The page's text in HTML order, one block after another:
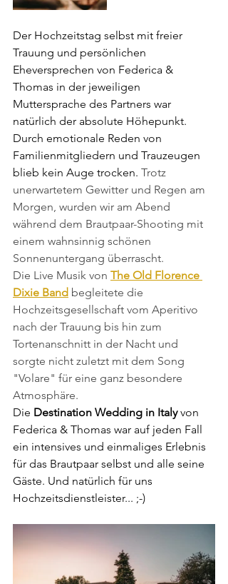
Der Hochzeitstag selbst mit freier
Trauung und persönlichen
Eheversprechen von Federica &
Thomas in der jeweiligen
Muttersprache des Partners war
natürlich der absolute Höhepunkt.
Durch emotionale Reden von
Familienmitgliedern und Trauzeugen
blieb kein Auge trocken. Trotz
unerwartetem Gewitter und Regen am
Morgen, wurden wir am Abend
während dem Brautpaar-Shooting mit
einem wahnsinnig schönen
Sonnenuntergang überrascht.
Die Live Musik von The Old Florence
Dixie Band begleitete die
Hochzeitsgesellschaft vom Aperitivo
nach der Trauung bis hin zum
Tortenanschnitt in der Nacht und
sorgte nicht zuletzt mit dem Song
"Volare" für eine ganz besondere
Atmosphäre.
Die Destination Wedding in Italy von
Federica & Thomas war auf jeden Fall
ein intensives und einmaliges Erlebnis
für das Brautpaar selbst und alle seine
Gäste. Und natürlich für uns
Hochzeitsdienstleister... ;-)